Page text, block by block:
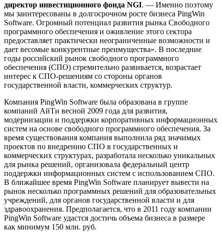
директор инвестиционного фонда NGI. — Именно поэтому
мы заинтересованы в долгосрочном росте бизнеса PingWin
Software. Огромный потенциал развития рынка Свободного
программного обеспечения и оживление этого сектора
предоставляет практически неограниченные возможности и
дает весомые конкурентные преимущества». В последние
годы российский рынок свободного программного
обеспечения (СПО) стремительно развивается, возрастает
интерес к СПО-решениям со стороны органов
государственной власти, коммерческих структур.
Компания PingWin Software была образована в группе
компаний АйТи весной 2009 года для развития,
модернизации и поддержки корпоративных информационных
систем на основе свободного программного обеспечения. За
время существования компания выполнила ряд значимых
проектов по внедрению СПО в государственных и
коммерческих структурах, разработала несколько уникальных
для рынка решений, организовала федеральный центр
поддержки информационных систем с использованием СПО.
В ближайшее время PingWin Software планирует вывести на
рынок несколько программных решений для образовательных
учреждений, для органов государственной власти и для
здравоохранения. Предполагается, что в 2011 году компании
PingWin Software удастся достичь объема бизнеса в размере
как минимум 150 млн. руб.